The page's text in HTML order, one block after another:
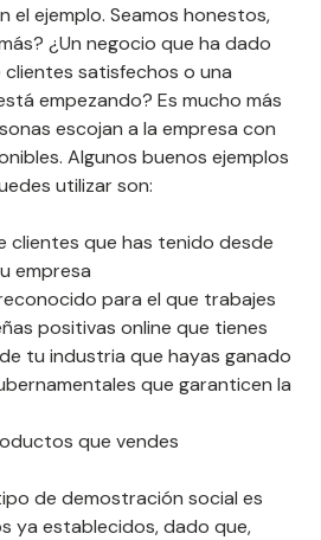
el ejemplo. Seamos honestos,
¿Un negocio que ha dado
clientes satisfechos o una
empezando? Es mucho más
escojan a la empresa con
Algunos buenos ejemplos
utilizar son:
clientes que has tenido desde
empresa
para el que trabajes
positivas online que tienes
tu industria que hayas ganado
que garanticen la
que vendes
de demostración social es
ya establecidos, dado que,